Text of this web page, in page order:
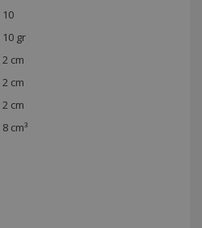
10
10 gr
2 cm
2 cm
2 cm
8 cm³